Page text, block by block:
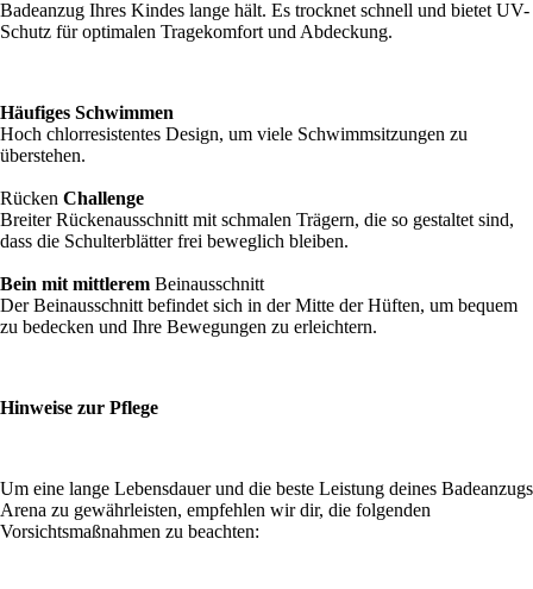
Badeanzug Ihres Kindes lange hält. Es trocknet schnell und bietet UV-
Schutz für optimalen Tragekomfort und Abdeckung.
Häufiges Schwimmen
Hoch chlorresistentes Design, um viele Schwimmsitzungen zu
überstehen.
Rücken Challenge
Breiter Rückenausschnitt mit schmalen Trägern, die so gestaltet sind,
dass die Schulterblätter frei beweglich bleiben.
Bein mit mittlerem Beinausschnitt
Der Beinausschnitt befindet sich in der Mitte der Hüften, um bequem
zu bedecken und Ihre Bewegungen zu erleichtern.
Hinweise zur Pflege
Um eine lange Lebensdauer und die beste Leistung deines Badeanzugs
Arena zu gewährleisten, empfehlen wir dir, die folgenden
Vorsichtsmaßnahmen zu beachten: